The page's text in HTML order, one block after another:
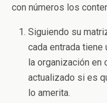
con números los
Siguiendo su
cada entrada tiene
la organización en
actualizado si es
lo amerita.